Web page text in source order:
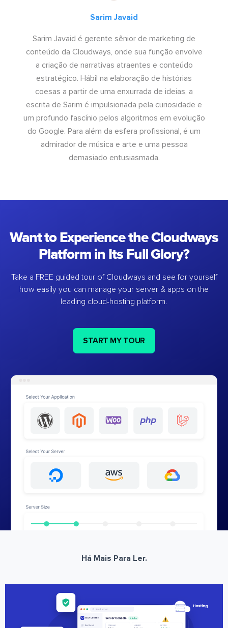
Sarim Javaid
Sarim Javaid é gerente sênior de marketing de
conteúdo da Cloudways, onde sua função envolve
a criação de narrativas atraentes e conteúdo
estratégico. Hábil na elaboração de histórias
coesas a partir de uma enxurrada de ideias, a
escrita de Sarim é impulsionada pela curiosidade e
um profundo fascínio pelos algoritmos em evolução
do Google. Para além da esfera profissional, é um
admirador de música e arte e uma pessoa
demasiado entusiasmada.
Want to Experience the Cloudways
Platform in Its Full Glory?
Take a FREE guided tour of Cloudways and see for yourself
how easily you can manage your server & apps on the
leading cloud-hosting platform.
START MY TOUR
Há Mais Para Ler.